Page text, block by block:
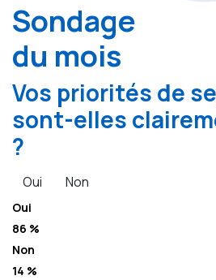
Sondage
du mois
Vos priorités de
sont-elles
?
Oui Non
Oui
86 %
Non
14 %